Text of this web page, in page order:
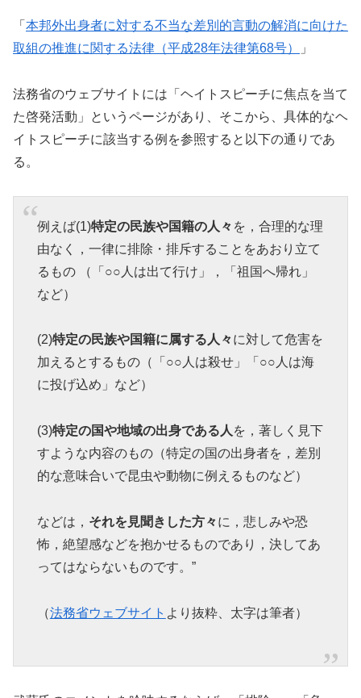
「 本邦外出身者に対する不当な差別的言動の解消に向けた
取組の推進に関する法律（平成28年法律第68号）
」
法務省のウェブサイトには「ヘイトスピーチに焦点を当て
た啓発活動」というページがあり、そこから、具体的なヘ
イトスピーチに該当する例を参照すると以下の通りであ
る。
例えば(1)特定の民族や国籍の人々 を，合理的な理
由なく，一律に排除・排斥することをあおり立て
るもの （「○○人は出て行け」，「祖国へ帰れ」
など）
(2)特定の民族や国籍に属する人々に対して危害を
加えるとするもの（「○○人は殺せ」「○○人は海
に投げ込め」など）
(3)特定の国や地域の出身である人 を，著しく見下
すような内容のもの（特定の国の出身者を，差別
的な意味合いで昆虫や動物に例えるものなど）
などは， それを見聞きした方々に，悲しみや恐
怖，絶望感などを抱かせるものであり，決してあ
ってはならないものです。”
（法務省ウェブサイト より抜粋、太字は筆者）